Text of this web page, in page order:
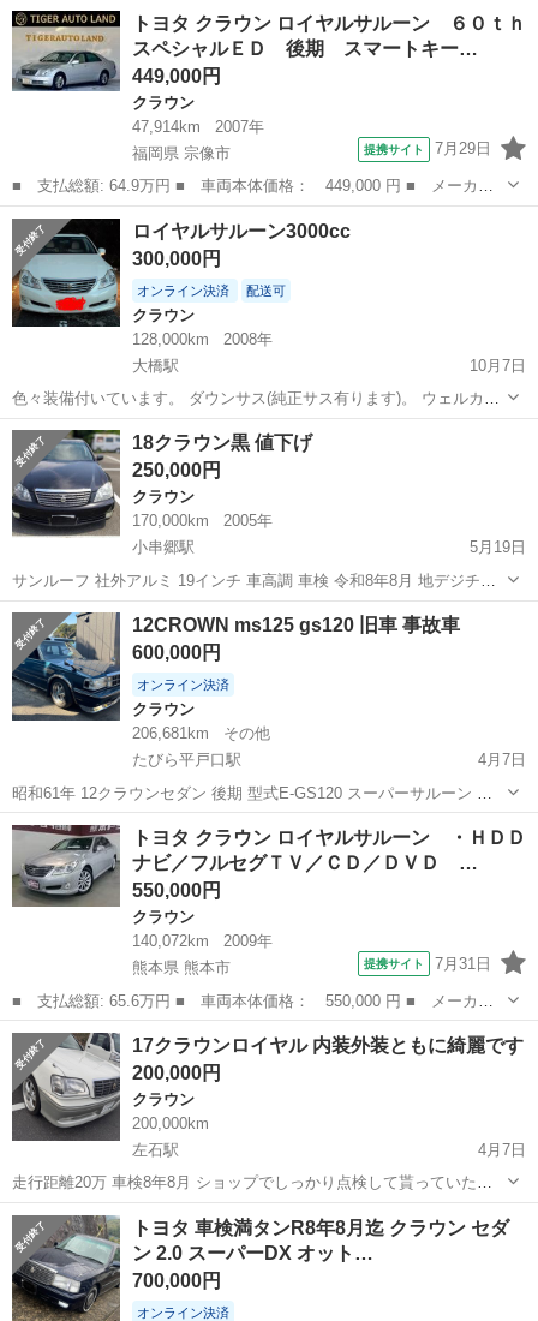
ール リア電動カーテン (令和8年2月20日タイミングベルト交換済み) 車
両問...
長崎 諫早市 西諫早駅 クラウン クラウンロイヤル
トヨタ クラウン ロイヤルサルーン ６０ｔｈ
スペシャルＥＤ 後期 スマートキー…
449,000円
クラウン
47,914km
2007年
福岡県 宗像市
提携サイト 7月29日
■ 支払総額: 64.9万円 ■ 車両本体価格： 449,000 円 ■ メーカー
名： トヨタ ■ 車種名： クラウン ■ グレード名： ロイヤルサ
ルーン ６０ｔｈスペシャルＥＤ 後期 スマートキー プッシュス
タート ＨＤ...
福岡 宗像市 クラウン
ロイヤルサルーン3000cc
300,000円
オンライン決済 配送可
クラウン
128,000km
2008年
大橋駅
10月7日
色々装備付いています。 ダウンサス(純正サス有ります)。 ウェルカム
ランプ、コーナーセンサー、サンルーフ、全ドアトランクイージーク
ローザー、前席肩部分にもスピーカー付いています等 現車確認お願い
します。 知人から頼まれて出...
長崎 長崎市 大橋駅 クラウン
18クラウン黒 値下げ
250,000円
クラウン
170,000km
2005年
小串郷駅
5月19日
サンルーフ 社外アルミ 19インチ 車高調 車検 令和8年8月 地デジチュ
ーナー ETC 金額は、令和7年度自動車税込み 平成17年式なので年式な
りの小キズはありますが、凹み等ありません。 佐世保ナンバー管轄の
方は...
長崎 東彼杵郡 分割払い
12CROWN ms125 gs120 旧車 事故車
600,000円
オンライン決済
クラウン
206,681km
その他
たびら平戸口駅
4月7日
昭和61年 12クラウンセダン 後期 型式E-GS120 スーパーサルーン 排
気量 2000cc 走行距離 206681km 2オーナー 1時抹消 コラムAT移植 3L
バンパー(非公認) 足回りダウンサスカット 純正ショ...
長崎 平戸市 たびら平戸口駅 クラウン
トヨタ クラウン ロイヤルサルーン ・ＨＤＤ
ナビ／フルセグＴＶ／ＣＤ／ＤＶＤ …
550,000円
クラウン
140,072km
2009年
熊本県 熊本市
提携サイト 7月31日
■ 支払総額: 65.6万円 ■ 車両本体価格： 550,000 円 ■ メーカー
名： トヨタ ■ 車種名： クラウン ■ グレード名： ロイヤルサ
ルーン ・ＨＤＤナビ／フルセグＴＶ／ＣＤ／ＤＶＤ ＥＴＣ バッ
クモニター ...
熊本 熊本市 クラウン
17クラウンロイヤル 内装外装ともに綺麗です
200,000円
クラウン
200,000km
左石駅
4月7日
走行距離20万 車検8年8月 ショップでしっかり点検して貰っていたの
で 交換部品やオイル交換など全て記録されています！ 内装外装ともに
目立った傷もないので状態いいと思います 2025年の分の税金は払いま
す、長崎でしたら書類集...
長崎 佐世保市 左石駅 クラウン クラウンロイヤル
トヨタ 車検満タンR8年8月迄 クラウン セダ
ン 2.0 スーパーDX オット…
700,000円
オンライン決済